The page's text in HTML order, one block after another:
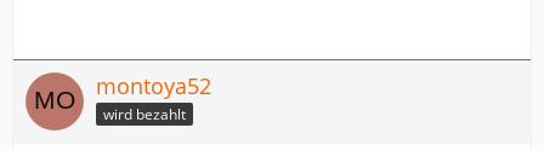
montoya52
wird bezahlt